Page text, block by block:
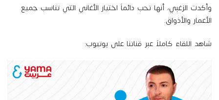
وأكدت الزغبي، أنها تحب دائماً اختيار الأغاني التي تناسب جميع
الأعمار والأذواق.
شاهد اللقاء كاملاً عبر قناتنا على يوتيوب: